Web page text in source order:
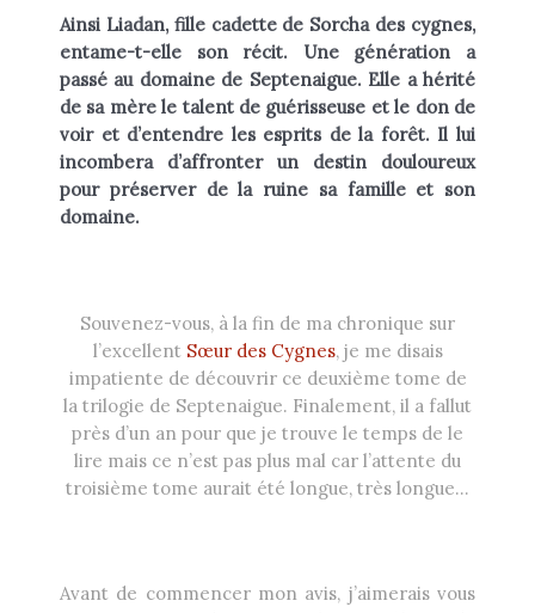
Ainsi Liadan, fille cadette de Sorcha des cygnes,
entame-t-elle son récit. Une génération a
passé au domaine de Septe­naigue. Elle a hérité
de sa mère le talent de guérisseuse et le don de
voir et d’entendre les esprits de la forêt. Il lui
incombera d’affronter un destin douloureux
pour préserver de la ruine sa famille et son
domaine.
Souvenez-vous, à la fin de ma chronique sur
l’excellent Sœur des Cygnes, je me disais
impatiente de découvrir ce deuxième tome de
la trilogie de Septenaigue. Finalement, il a fallut
près d’un an pour que je trouve le temps de le
lire mais ce n’est pas plus mal car l’attente du
troisième tome aurait été longue, très longue…
Avant de commencer mon avis, j’aimerais vous